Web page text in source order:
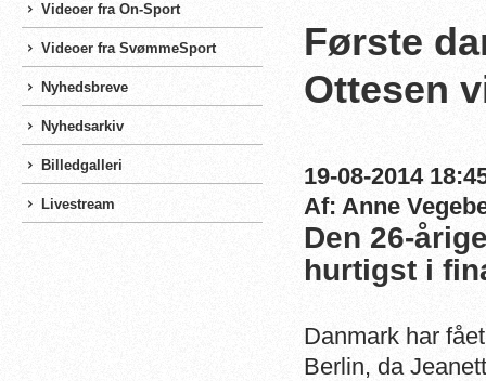
Videoer fra On-Sport
Videoer fra SvømmeSport
Nyhedsbreve
Nyhedsarkiv
Billedgalleri
Livestream
Første
Ottesen
19-08-2014
Af: Anne
Den 26-
hurtigst i
Danmark har
Berlin, da